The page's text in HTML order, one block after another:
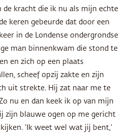
de kracht die ik nu als mijn echte
keren gebeurde dat door een
in de Londense ondergrondse
man binnenkwam die stond te
en zich op een plaats
scheef opzij zakte en zijn
uit strekte. Hij zat naar me te
nu en dan keek ik op van mijn
zijn blauwe ogen op me gericht
‘Ik weet wel wat jij bent,’